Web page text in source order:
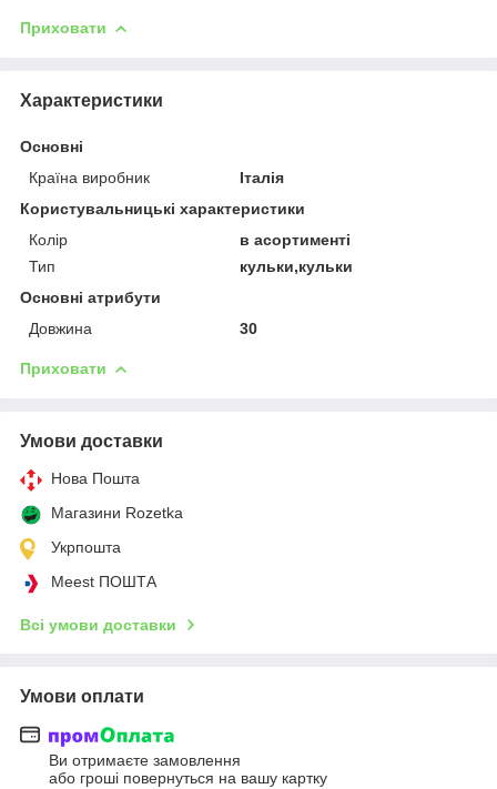
Приховати
Характеристики
Основні
Країна виробник
Італія
Користувальницькі характеристики
Колір
в асортименті
Тип
кульки,кульки
Основні атрибути
Довжина
30
Приховати
Умови доставки
Нова Пошта
Магазини Rozetka
Укрпошта
Meest ПОШТА
Всі умови доставки
Умови оплати
Ви отримаєте замовлення
або гроші повернуться на вашу картку